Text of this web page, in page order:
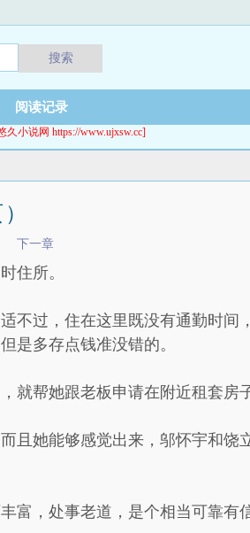
搜索
阅读记录
小说网 https://www.ujxsw.cc]
下一章
住所。
不过，住在这里既没有通勤时间
是多存点钱准没错的。
就帮她跟老板申请在附近租套房子
且她能够感觉出来，邬怀宇和饶
富，处事老道，是个相当可靠有